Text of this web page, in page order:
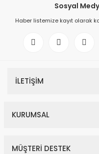
Sosyal
Haber listemize kayıt olarak
İLETİŞİM
KURUMSAL
MÜŞTERİ DESTEK